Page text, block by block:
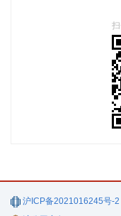
沪ICP备2021016245号-2